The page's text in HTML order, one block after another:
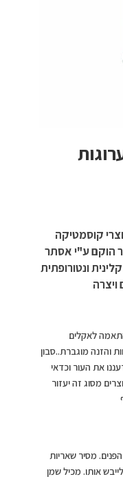
קוסמטיקה
הוקם ע"י אסתר
ונטורופתית
לאקלים
והזנה מוגברת..סבון
את העור וכדאי
מסוג זה יעזור
הפנים. מסיר שאריות
אותו. מכיל שמן